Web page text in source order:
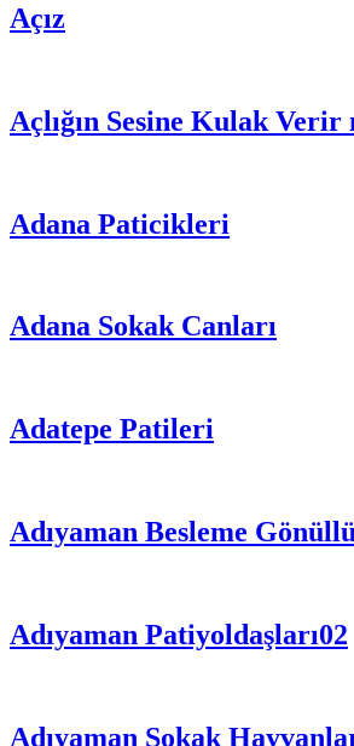
Açız
Açlığın Sesine Kulak Verir
Adana Paticikleri
Adana Sokak Canları
Adatepe Patileri
Adıyaman Besleme
Adıyaman Patiyoldaşları02
Adıyaman Sokak